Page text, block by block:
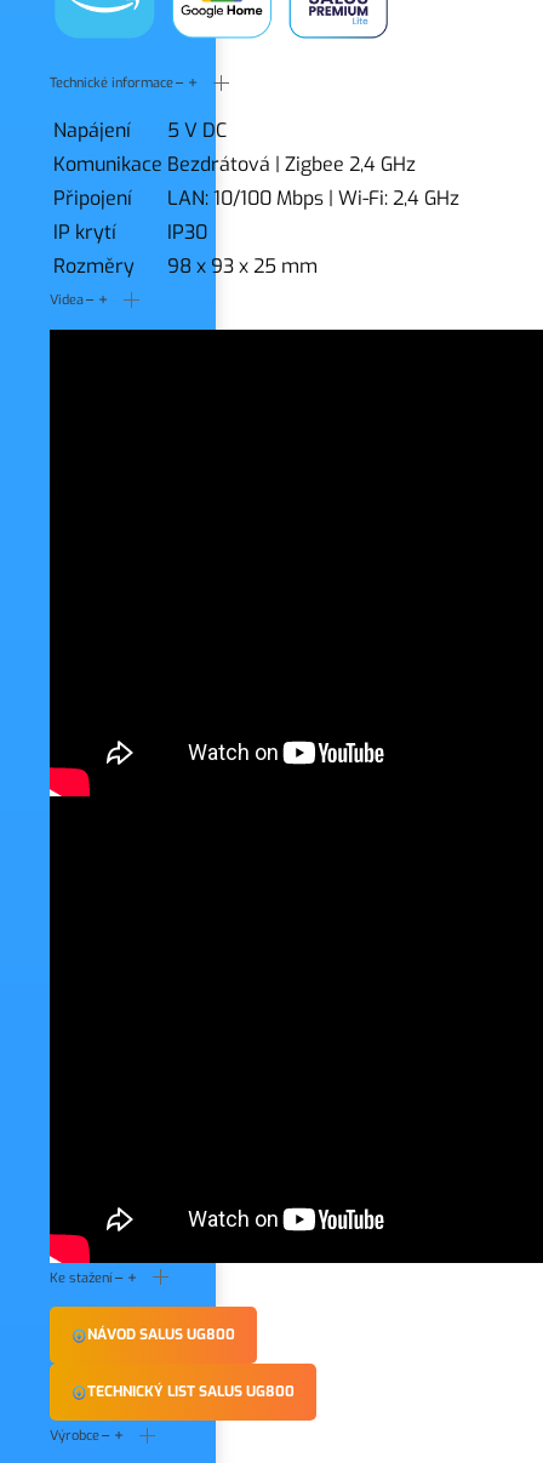
Technické informace
Napájení
5 V DC
Komunikace Bezdrátová | Zigbee 2,4 GHz
Připojení
LAN: 10/100 Mbps | Wi-Fi: 2,4 GHz
IP krytí
IP30
Rozměry
98 x 93 x 25 mm
Videa
Ke stažení
NÁVOD SALUS UG800
TECHNICKÝ LIST SALUS UG800
Výrobce